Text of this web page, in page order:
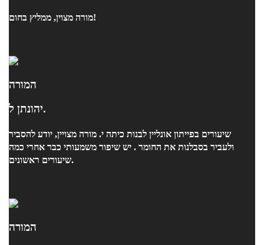
מורה מצוין, ממליץ בחום!
המורה
יהונתן ל.
שיעורים בפייתון אונליין לבנות כיתה י. מורה מצויין, יודע להסביר
ולעביר בסבלנות את החומר . יש שיפור משמעותי כבר אחרי כמה
שיעורים ראשונים.
המורה